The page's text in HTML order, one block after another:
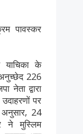
पावस्कर
याचिका के
226
नेता द्वारा
पर
24
ने मुस्लिम